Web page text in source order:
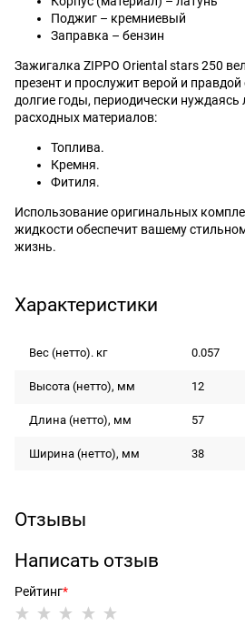
Поджиг – кремниевый
Заправка – бензин
Зажигалка ZIPPO Oriental stars 250
презент и прослужит верой и
долгие годы, периодически
расходных материалов:
Топлива.
Кремня.
Фитиля.
Использование оригинальных
жидкости обеспечит вашему
жизнь.
Характеристики
Вес (нетто). кг 0.057
Высота (нетто), мм 12
Длина (нетто), мм 57
Ширина (нетто), мм 38
Отзывы
Написать отзыв
Рейтинг